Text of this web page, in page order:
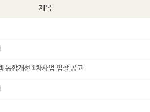
제목
통합개선 1차사업 입찰 공고